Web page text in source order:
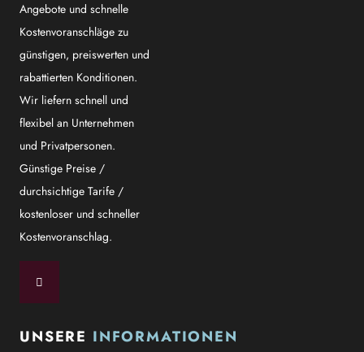
Angebote und schnelle
Kostenvoranschläge zu
günstigen, preiswerten und
rabattierten Konditionen.
Wir liefern schnell und
flexibel an Unternehmen
und Privatpersonen.
Günstige Preise /
durchsichtige Tarife /
kostenloser und schneller
Kostenvoranschlag.
UNSERE INFORMATIONEN